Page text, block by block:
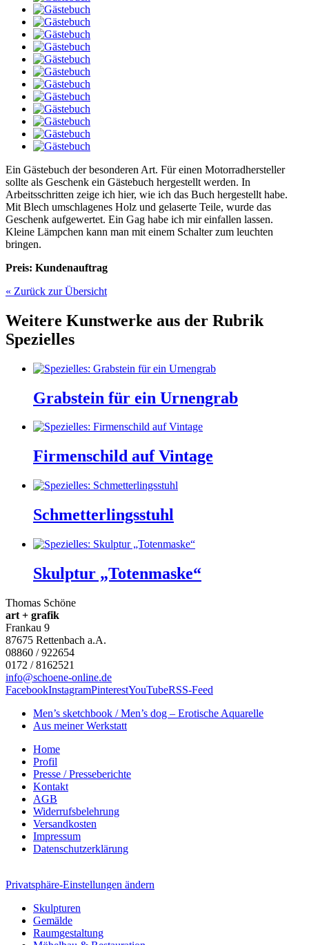
Ein Gästebuch der besonderen Art. Für einen Motorradhersteller
sollte als Geschenk ein Gästebuch hergestellt werden. In
Arbeitsschritten zeige ich hier, wie ich das Buch hergestellt habe.
Mit Blech umschlagenes Holz und gelaserte Teile, wurde das
Geschenk aufgewertet. Ein Gag habe ich mir einfallen lassen.
Kleine Lämpchen kann man mit einem Schalter zum leuchten
bringen.
Preis: Kundenauftrag
« Zurück zur Übersicht
Weitere Kunstwerke aus der Rubrik
Spezielles
Grabstein für ein Urnengrab
Firmenschild auf Vintage
Schmetterlingsstuhl
Skulptur „Totenmaske“
Thomas Schöne
art + grafik
Frankau 9
87675 Rettenbach a.A.
08860 / 922654
0172 / 8162521
info@schoene-online.de
FacebookInstagramPinterestYouTubeRSS-Feed
Men’s sketchbook / Men’s dog – Erotische Aquarelle
Aus meiner Werkstatt
Home
Profil
Presse / Presseberichte
Kontakt
AGB
Widerrufsbelehrung
Versandkosten
Impressum
Datenschutzerklärung
Privatsphäre-Einstellungen ändern
Skulpturen
Gemälde
Raumgestaltung